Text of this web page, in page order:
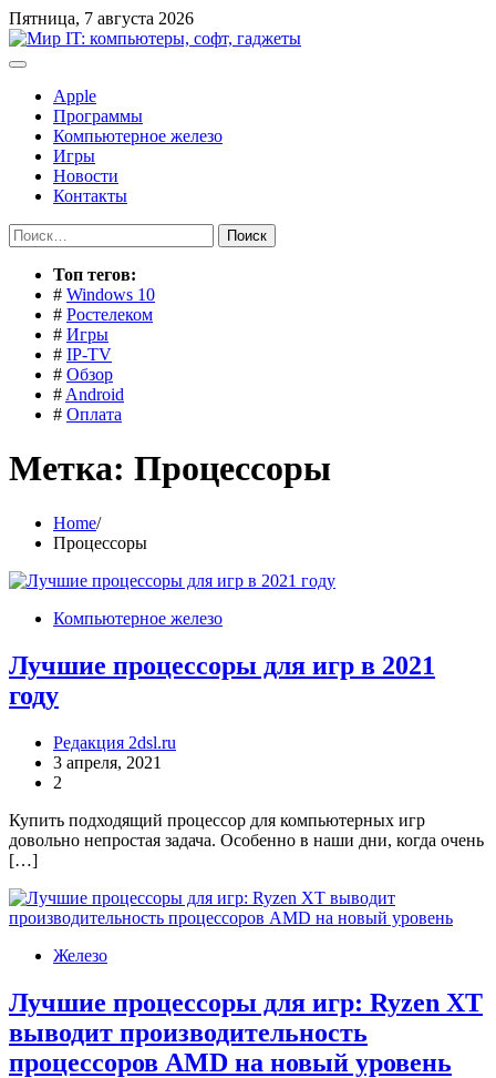
Перейти
к
содержимому
Пятница, 7 августа 2026
Apple
Программы
Компьютерное железо
Игры
Новости
Контакты
Найти:
Toп тегов:
# Windows 10
# Ростелеком
# Игры
# IP-TV
# Обзор
# Android
# Оплата
Метка: Процессоры
Home
Процессоры
Компьютерное железо
Лучшие процессоры для игр в 2021
году
Редакция 2dsl.ru
3 апреля, 2021
2
Купить подходящий процессор для компьютерных игр
довольно непростая задача. Особенно в наши дни, когда очень
[…]
Железо
Лучшие процессоры для игр: Ryzen XT
выводит производительность
процессоров AMD на новый уровень